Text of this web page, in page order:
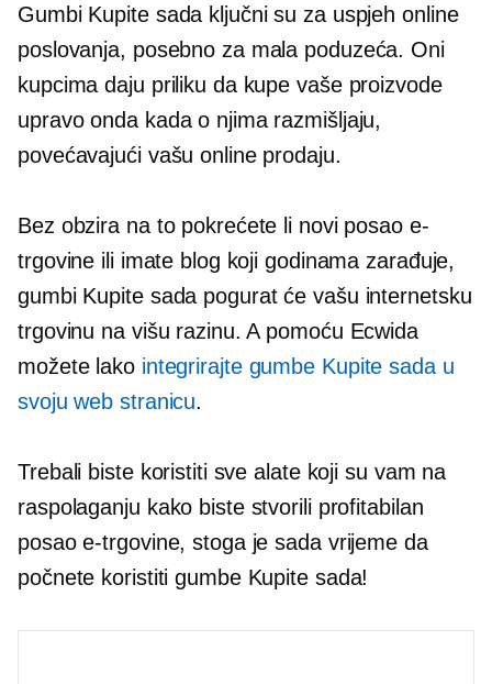
Gumbi Kupite sada ključni su za uspjeh online
poslovanja, posebno za mala poduzeća. Oni
kupcima daju priliku da kupe vaše proizvode
upravo onda kada o njima razmišljaju,
povećavajući vašu online prodaju.
Bez obzira na to pokrećete li novi posao e-
trgovine ili imate blog koji godinama zarađuje,
gumbi Kupite sada pogurat će vašu internetsku
trgovinu na višu razinu. A pomoću Ecwida
možete lako integrirajte gumbe Kupite sada u
svoju web stranicu.
Trebali biste koristiti sve alate koji su vam na
raspolaganju kako biste stvorili profitabilan
posao e-trgovine, stoga je sada vrijeme da
počnete koristiti gumbe Kupite sada!